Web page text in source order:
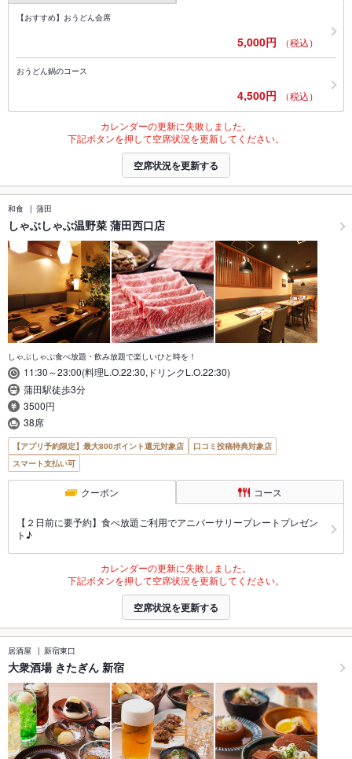
【おすすめ】おうどん会席
5,000円 （税込）
おうどん鍋のコース
4,500円 （税込）
カレンダーの更新に失敗しました。
下記ボタンを押して空席状況を更新してください。
空席状況を更新する
和食 蒲田
しゃぶしゃぶ温野菜 蒲田西口店
しゃぶしゃぶ食べ放題・飲み放題で楽しいひと時を！
11:30～23:00(料理L.O.22:30,ドリンクL.O.22:30)
蒲田駅徒歩3分
3500円
38席
【アプリ予約限定】最大800ポイント還元対象店
口コミ投稿特典対象店
スマート支払い可
クーポン コース
【２日前に要予約】食べ放題ご利用でアニバーサリープレートプレゼン
ト♪
カレンダーの更新に失敗しました。
下記ボタンを押して空席状況を更新してください。
空席状況を更新する
居酒屋 新宿東口
大衆酒場 きたぎん 新宿